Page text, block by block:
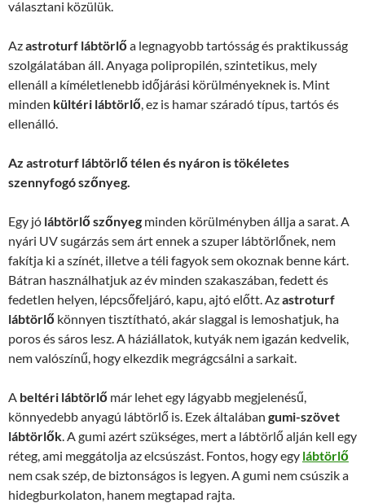
választani közülük.
Azastroturf lábtörlőa legnagyobb tartósság és praktikusság
szolgálatában áll. Anyaga polipropilén, szintetikus, mely
ellenáll a kíméletlenebb időjárási körülményeknek is. Mint
minden kültéri lábtörlő, ez is hamar száradó típus, tartós és
ellenálló.
Az astroturf lábtörlő télen és nyáron is tökéletes
szennyfogó szőnyeg.
Egy jó lábtörlő szőnyeg minden körülményben állja a sarat. A
nyári UV sugárzás sem árt ennek a szuper lábtörlőnek, nem
fakítja ki a színét, illetve a téli fagyok sem okoznak benne kárt.
Bátran használhatjuk az év minden szakaszában, fedett és
fedetlen helyen, lépcsőfeljáró, kapu, ajtó előtt. Azastroturf
lábtörlő könnyen tisztítható, akár slaggal is lemoshatjuk, ha
poros és sáros lesz. A háziállatok, kutyák nem igazán kedvelik,
nem valószínű, hogy elkezdik megrágcsálni a sarkait.
A beltéri lábtörlő már lehet egy lágyabb megjelenésű,
könnyedebb anyagú lábtörlő is. Ezek általában gumi-szövet
lábtörlők. A gumi azért szükséges, mert a lábtörlő alján kell egy
réteg, ami meggátolja az elcsúszást. Fontos, hogy egy lábtörlő
nem csak szép, de biztonságos is legyen. A gumi nem csúszik a
hidegburkolaton, hanem megtapad rajta.